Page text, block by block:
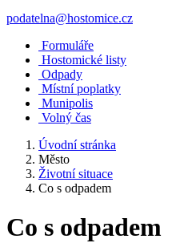
podatelna@hostomice.cz
Formuláře
Hostomické listy
Odpady
Místní poplatky
Munipolis
Volný čas
Úvodní stránka
Město
Životní situace
Co s odpadem
Co s odpadem